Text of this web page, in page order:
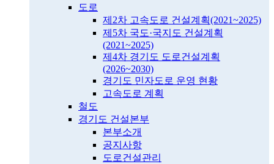
도로
제2차 고속도로 건설계획(2021~2025)
제5차 국도·국지도 건설계획
(2021~2025)
제4차 경기도 도로건설계획
(2026~2030)
경기도 민자도로 운영 현황
고속도로 계획
철도
경기도 건설본부
본부소개
공지사항
도로건설관리